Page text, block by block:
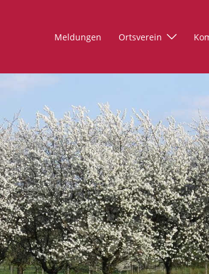
Meldungen Ortsverein